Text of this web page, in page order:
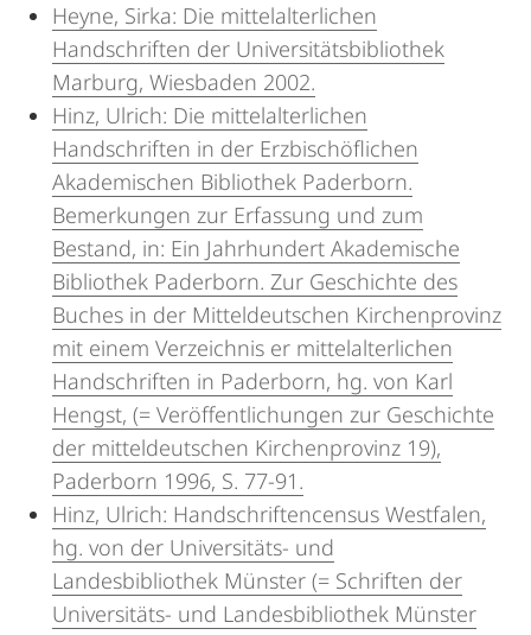
Heyne, Sirka: Die mittelalterlichen
Handschriften der Universitätsbibliothek
Marburg, Wiesbaden 2002.
Hinz, Ulrich: Die mittelalterlichen
Handschriften in der Erzbischöflichen
Akademischen Bibliothek Paderborn.
Bemerkungen zur Erfassung und zum
Bestand, in: Ein Jahrhundert Akademische
Bibliothek Paderborn. Zur Geschichte des
Buches in der Mitteldeutschen Kirchenprovinz
mit einem Verzeichnis er mittelalterlichen
Handschriften in Paderborn, hg. von Karl
Hengst, (= Veröffentlichungen zur Geschichte
der mitteldeutschen Kirchenprovinz 19),
Paderborn 1996, S. 77-91.
Hinz, Ulrich: Handschriftencensus Westfalen,
hg. von der Universitäts- und
Landesbibliothek Münster (= Schriften der
Universitäts- und Landesbibliothek Münster